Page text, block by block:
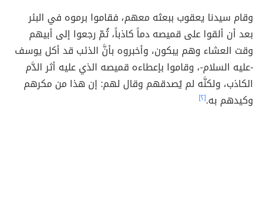
وقام سيدنا يعقوب ببعثه معهم، فقاموا برموه في البئر
بعد أن ألقوا على قميصه دماً كاذباً، ثُمّ رجعوا إلى أبيهم
وقت العشاء وهم يبكون، وأخبروه بأنَّ الذئب قد أكل يوسف
-عليه السلام-، وقاموا بإعطاءه قميصه الذي عليه أثر الدَّم
الكاذب، ولكنَّه لم يُصدقهم وقال لهم: إن هذا من مكرهم
وكيدهم به.[٢]